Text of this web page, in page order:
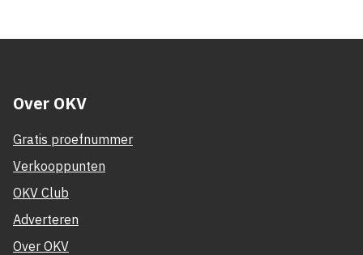
Over OKV
Gratis proefnummer
Verkooppunten
OKV Club
Adverteren
Over OKV